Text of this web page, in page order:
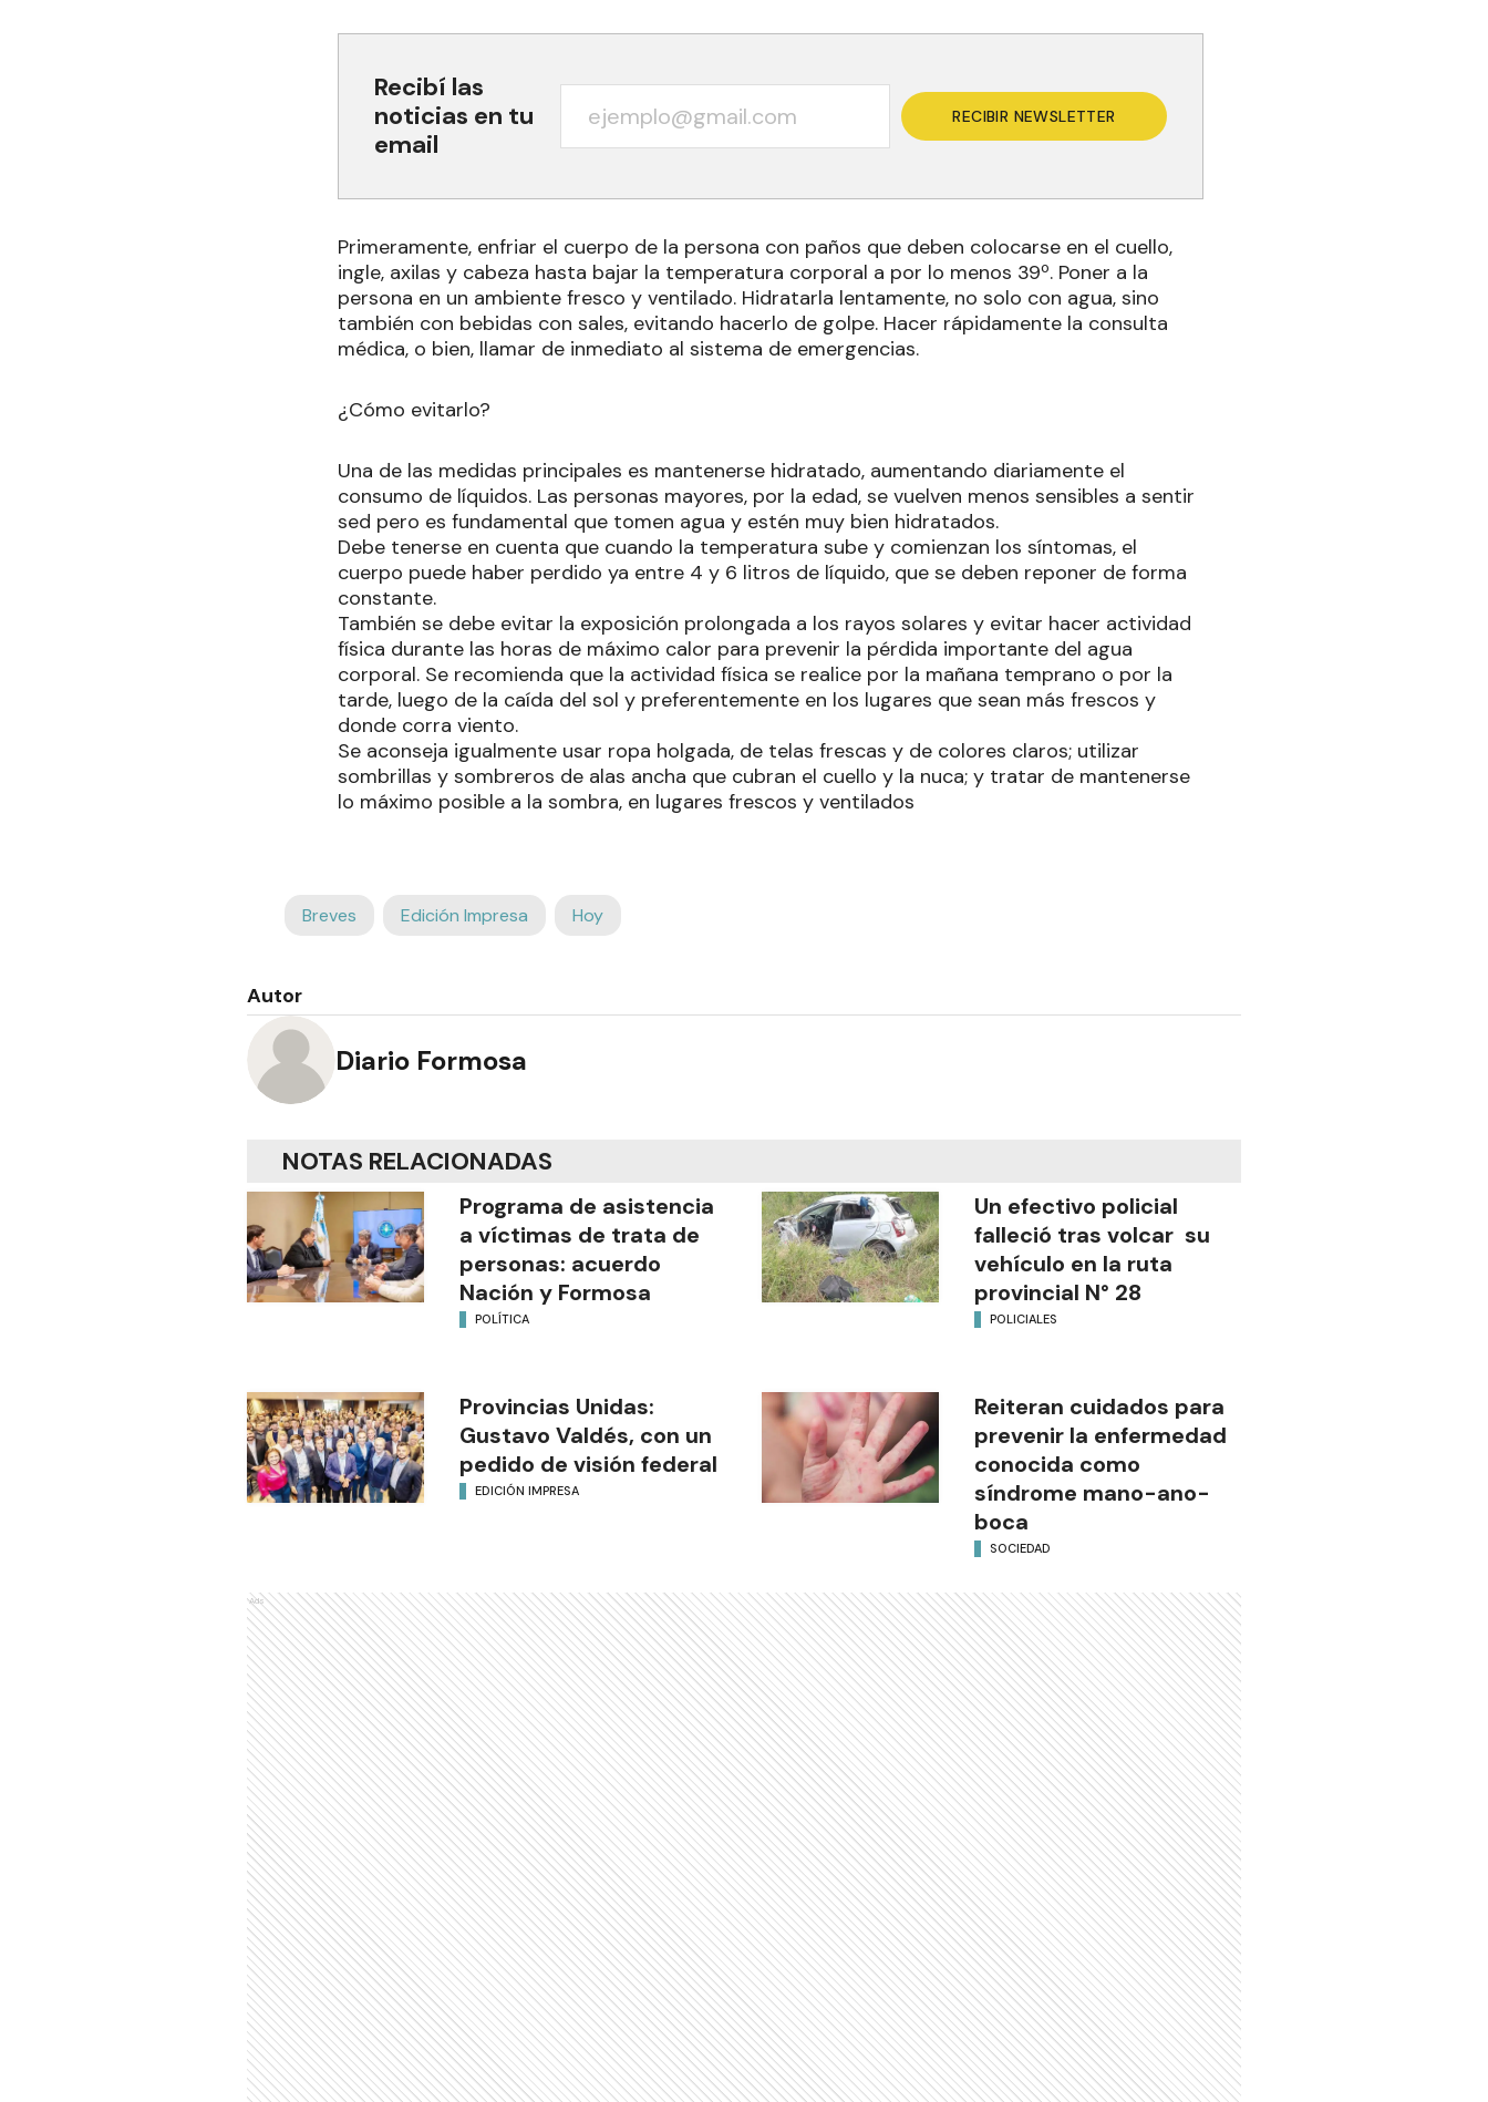
Recibí las
noticias en tu
email
RECIBIR NEWSLETTER
Primeramente, enfriar el cuerpo de la persona con paños que deben colocarse en el cuello,
ingle, axilas y cabeza hasta bajar la temperatura corporal a por lo menos 39º. Poner a la
persona en un ambiente fresco y ventilado. Hidratarla lentamente, no solo con agua, sino
también con bebidas con sales, evitando hacerlo de golpe. Hacer rápidamente la consulta
médica, o bien, llamar de inmediato al sistema de emergencias.
¿Cómo evitarlo?
Una de las medidas principales es mantenerse hidratado, aumentando diariamente el
consumo de líquidos. Las personas mayores, por la edad, se vuelven menos sensibles a sentir
sed pero es fundamental que tomen agua y estén muy bien hidratados.
Debe tenerse en cuenta que cuando la temperatura sube y comienzan los síntomas, el
cuerpo puede haber perdido ya entre 4 y 6 litros de líquido, que se deben reponer de forma
constante.
También se debe evitar la exposición prolongada a los rayos solares y evitar hacer actividad
física durante las horas de máximo calor para prevenir la pérdida importante del agua
corporal. Se recomienda que la actividad física se realice por la mañana temprano o por la
tarde, luego de la caída del sol y preferentemente en los lugares que sean más frescos y
donde corra viento.
Se aconseja igualmente usar ropa holgada, de telas frescas y de colores claros; utilizar
sombrillas y sombreros de alas ancha que cubran el cuello y la nuca; y tratar de mantenerse
lo máximo posible a la sombra, en lugares frescos y ventilados
Breves Edición Impresa Hoy
Autor
Diario Formosa
NOTAS RELACIONADAS
Programa de asistencia
a víctimas de trata de
personas: acuerdo
Nación y Formosa
POLÍTICA
Un efectivo policial
falleció tras volcar su
vehículo en la ruta
provincial N° 28
POLICIALES
Provincias Unidas:
Gustavo Valdés, con un
pedido de visión federal
EDICIÓN IMPRESA
Reiteran cuidados para
prevenir la enfermedad
conocida como
síndrome mano-ano-
boca
SOCIEDAD
Ads